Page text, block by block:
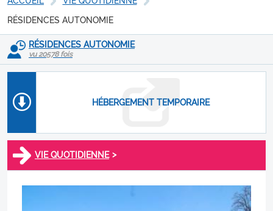
RÉSIDENCES AUTONOMIE
RÉSIDENCES AUTONOMIE
vu 20578 fois
HÉBERGEMENT TEMPORAIRE
VIE QUOTIDIENNE >